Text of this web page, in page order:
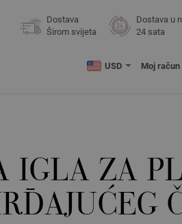
Dostava
Širom svijeta
Dostava u
24 sata
USD Moj račun
IGLA ZA